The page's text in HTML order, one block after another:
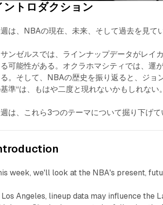
ントロダクション
は、NBAの現在、未来、そして過去を見てい
サンゼルスでは、ラインナップデータがレイ
る可能性がある。オクラホマシティでは、運
る。そして、NBAの歴史を振り返ると、ジョ
準“は、もはや二度と現れないかもしれない。
は、これら3つのテーマについて掘り下げて
week, we'll look at the NBA's present,
Los Angeles, lineup data may influence the